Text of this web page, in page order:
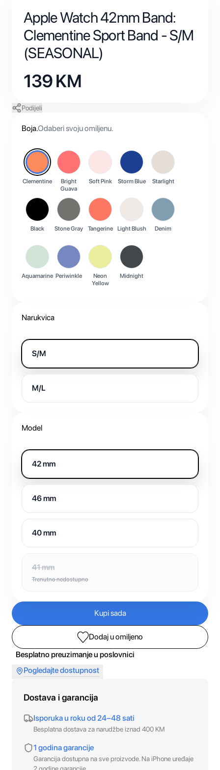
Apple Watch 42mm Band:
Clementine Sport Band - S/M
(SEASONAL)
139KM
Podijeli
Boja.Odaberi svoju omiljenu.
Clementine
Bright
Guava
Soft Pink Storm Blue Starlight
Black Stone Gray Tangerine Light Blush Denim
Aquamarine Periwinkle
Neon
Yellow
Midnight
Narukvica
S/M
M/L
Model
42 mm
46 mm
40 mm
41 mm
Trenutno nedostupno
Kupi sada
Dodaj u omiljeno
Besplatno preuzimanje u poslovnici
Pogledajte dostupnost
Dostava i garancija
Isporuka u roku od 24–48 sati
Besplatna dostava za narudžbe iznad 400 KM
1 godina garancije
Garancija dostupna na sve proizvode. Na iPhone uređaje